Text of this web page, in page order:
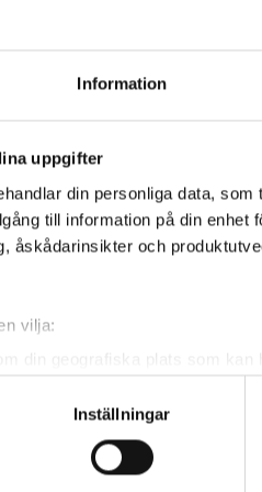
Information
uppgifter
din personliga data,
till information på din enhet
åskådarinsikter och
vilja:
din geografiska plats som kan
uppgifter behandlas
när som helst från cookie-
Inställningar
ligger i Kymlinge Gård,
här: